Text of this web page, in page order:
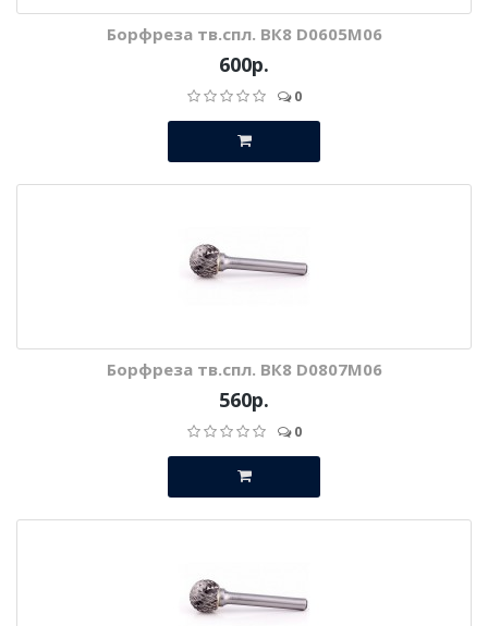
Борфреза тв.спл. ВК8 D0605М06
600р.
0
Борфреза тв.спл. ВК8 D0807М06
560р.
0